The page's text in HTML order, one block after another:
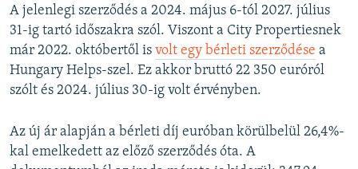
A jelenlegi szerződés a 2024. május 6-tól 2027. július
31-ig tartó időszakra szól. Viszont a City Propertiesnek
már 2022. októbertől is volt egy bérleti szerződése a
Hungary Helps-szel. Ez akkor bruttó 22 350 euróról
szólt és 2024. július 30-ig volt érvényben.
Az új ár alapján a bérleti díj euróban körülbelül 26,4%-
kal emelkedett az előző szerződés óta. A